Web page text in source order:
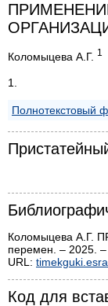
Коломыцева А.Г. 1
1.
Полнотекстовый
Коломыцева
перемен. – 2025.
URL:
Код для